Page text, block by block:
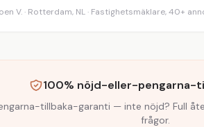
V. · Rotterdam, NL · Fastighetsmäklare, 40+
100% nöjd-eller-pengarna-
tillbaka-garanti — inte nöjd? Full
frågor.